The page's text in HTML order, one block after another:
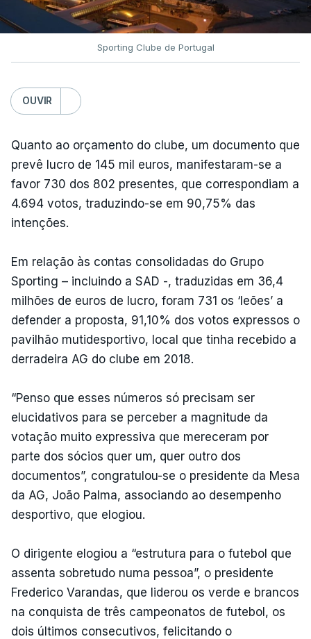
Sporting Clube de Portugal
OUVIR
Quanto ao orçamento do clube, um documento que
prevê lucro de 145 mil euros, manifestaram-se a
favor 730 dos 802 presentes, que correspondiam a
4.694 votos, traduzindo-se em 90,75% das
intenções.
Em relação às contas consolidadas do Grupo
Sporting – incluindo a SAD -, traduzidas em 36,4
milhões de euros de lucro, foram 731 os ‘leões’ a
defender a proposta, 91,10% dos votos expressos o
pavilhão mutidesportivo, local que tinha recebido a
derradeira AG do clube em 2018.
“Penso que esses números só precisam ser
elucidativos para se perceber a magnitude da
votação muito expressiva que mereceram por
parte dos sócios quer um, quer outro dos
documentos”, congratulou-se o presidente da Mesa
da AG, João Palma, associando ao desempenho
desportivo, que elogiou.
O dirigente elogiou a “estrutura para o futebol que
assenta sobretudo numa pessoa”, o presidente
Frederico Varandas, que liderou os verde e brancos
na conquista de três campeonatos de futebol, os
dois últimos consecutivos, felicitando o